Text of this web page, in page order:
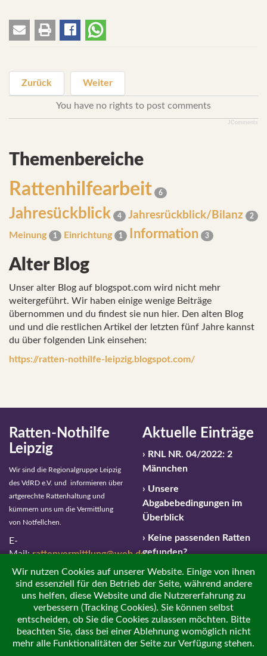
Zurück Weiter
You have no rights to post comments
JComments
Themenbereiche
Rattenhilfearbeit 6
Jahresückblick 4 Jahresrückblick/Bilanz 2
Meinung 1 Einrichtung 1 Information 3
Alter Blog
Unser alter Blog auf blogspot.com wird nicht mehr
weitergeführt. Wir haben einige wenige Beiträge
übernommen und du findest sie nun hier. Den alten Blog
und und die restlichen Artikel der letzten fünf Jahre kannst
du über folgenden Link einsehen:
https://ratten-nothilfe-leipzig.blogspot.com/
Ratten-Nothilfe
Leipzig
Wir sind die Regionalgruppe Leipzig
des VdRD e.V. und informieren über
artgerechte Rattenhaltung und
kümmern uns um die Vermittlung
von Notfellchen.
E-
Mail:rattenvermittlung@web.de
Notfallnummer: 01 63 –
459 596 4
Aktuelle Einträge
RNL NR. 04/2022: 2
Männchen
Unsere
Abgabebedingungen im
Überblick
Keine passenden Ratten
gefunden?
Impressum / Haftungsausschluss
Datenschutzerklärung
Wir nutzen Cookies auf unserer Website. Einige von ihnen
sind essenziell für den Betrieb der Seite, während andere
uns helfen, diese Website und die Nutzererfahrung zu
verbessern (Tracking Cookies). Sie können selbst
entscheiden, ob Sie die Cookies zulassen möchten. Bitte
beachten Sie, dass bei einer Ablehnung womöglich nicht
mehr alle Funktionalitäten der Seite zur Verfügung stehen.